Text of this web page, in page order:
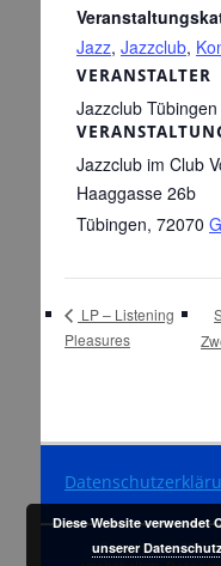
Jazz, Jazzclub,
Jazzclub im Club
Haaggasse 26b
Tübingen, 72070
VERANSTALTER
Jazzclub Tübingen
LP – Listening
Pleasures
Copyright © 2026
Diese Website verwendet
unserer